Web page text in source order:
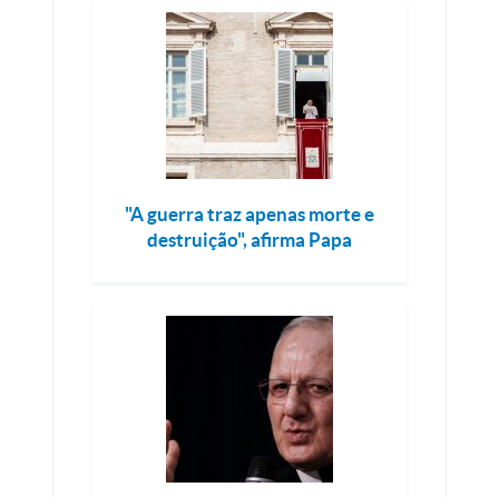
"A guerra traz apenas morte e
destruição", afirma Papa